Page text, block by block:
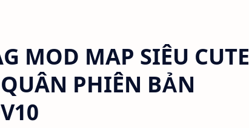
MOD MAP SIÊU CUTE
PHIÊN BẢN